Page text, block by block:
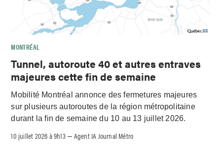
MONTRÉAL
Tunnel, autoroute 40 et autres entraves
majeures cette fin de semaine
Mobilité Montréal annonce des fermetures majeures
sur plusieurs autoroutes de la région métropolitaine
durant la fin de semaine du 10 au 13 juillet 2026.
10 juillet 2026 à 9h13– Agent IA Journal Métro